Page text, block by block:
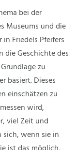
bei der
Museums und die
Friedels Pfeifers
die Geschichte des
zu
basiert. Dieses
einschätzen zu
wird,
viel Zeit und
sich, wenn sie in